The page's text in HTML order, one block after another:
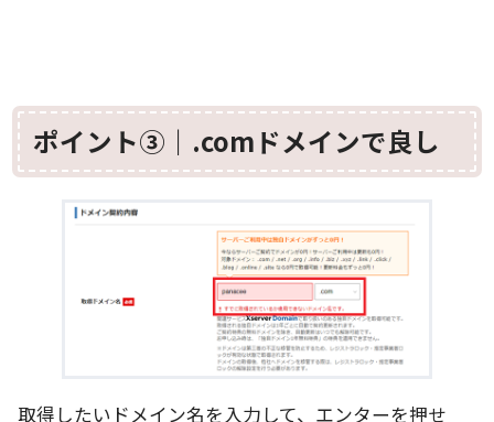
ポイント③｜.comドメインで良し
取得したいドメイン名を入力して、エンターを押せ